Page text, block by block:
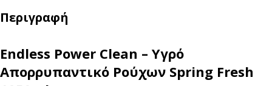
Περιγραφή
Endless Power Clean – Υγρό
Απορρυπαντικό Ρούχων Spring Fresh